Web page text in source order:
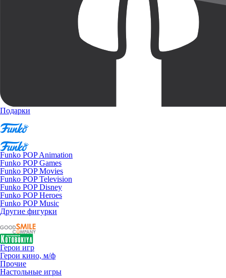
Подарки
Funko POP Animation
Funko POP Games
Funko POP Movies
Funko POP Television
Funko POP Disney
Funko POP Heroes
Funko POP Music
Другие фигурки
Герои игр
Герои кино, м/ф
Прочие
Настольные игры